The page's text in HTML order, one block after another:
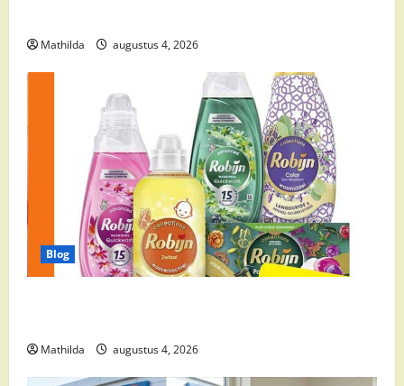
Mathilda augustus 4, 2026
Blog
Mathilda augustus 4, 2026